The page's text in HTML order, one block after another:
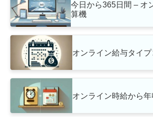
今日から365日間 – オ
算機
オンライン給与タイ
オンライン時給から